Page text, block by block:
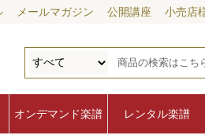
メールマガジン 公開講座 小売店
オンデマンド楽譜 レンタル楽譜